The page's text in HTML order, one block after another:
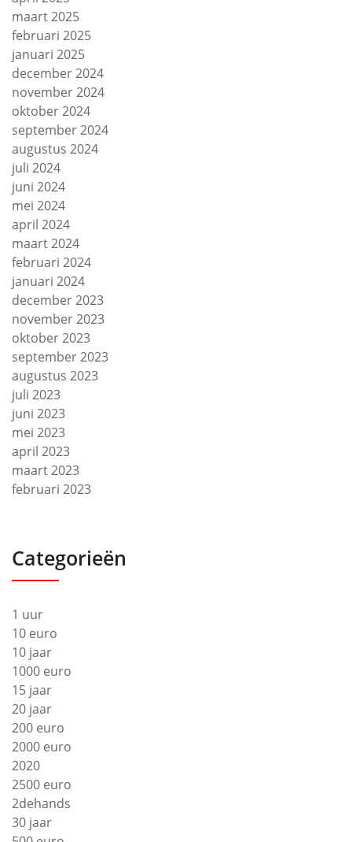
maart 2025
februari 2025
januari 2025
december 2024
november 2024
oktober 2024
september 2024
augustus 2024
juli 2024
juni 2024
mei 2024
april 2024
maart 2024
februari 2024
januari 2024
december 2023
november 2023
oktober 2023
september 2023
augustus 2023
juli 2023
juni 2023
mei 2023
april 2023
maart 2023
februari 2023
Categorieën
1 uur
10 euro
10 jaar
1000 euro
15 jaar
20 jaar
200 euro
2000 euro
2020
2500 euro
2dehands
30 jaar